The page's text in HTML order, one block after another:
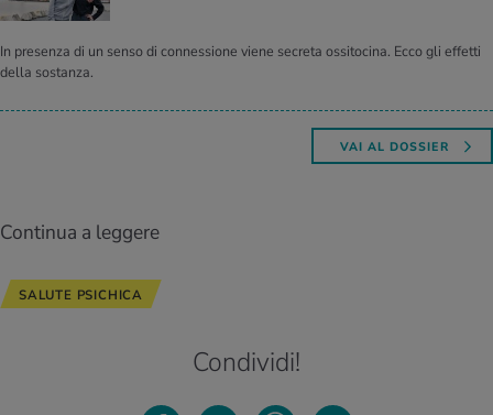
In presenza di un senso di connessione viene secreta ossitocina. Ecco gli effetti
della sostanza.
VAI AL DOSSIER
Continua a leggere
SALUTE PSICHICA
Condividi!